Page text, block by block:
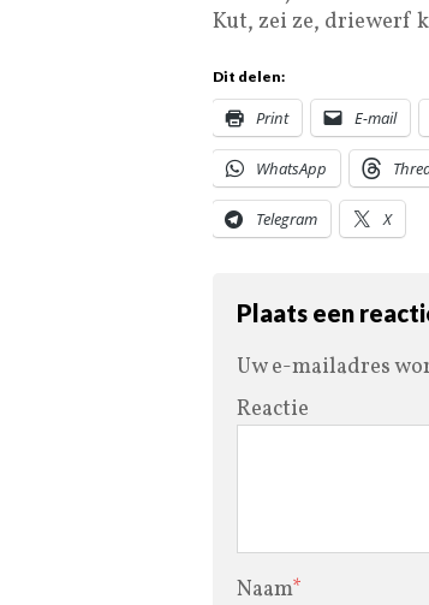
Kut, zei ze, driewerf
Dit delen:
Print E-mail
WhatsApp
Telegram X
Plaats een
Uw e-mailadres
Reactie
Naam*